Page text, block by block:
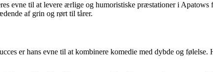
evne til at levere ærlige og humoristiske præstationer i
af grin og rørt til tårer.
er hans evne til at kombinere komedie med dybde og